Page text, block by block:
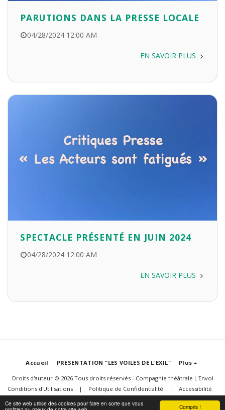
Compris !
Ce site web utilise des cookies pour faire en sorte que vous
PARUTIONS DANS LA PRESSE LOCALE
04/28/2024 12:00 AM
EN SAVOIR PLUS
SPECTACLE PRÉSENTÉ EN JUIN 2024
04/28/2024 12:00 AM
EN SAVOIR PLUS
Accueil PRESENTATION "LES VOILES DE L'EXIL" Plus
Droits d'auteur © 2026 Tous droits réservés - Compagnie théâtrale L'Envol
Conditions d'Utilisations| Politique de Confidentialité | Accessibilité
Créer un site internet